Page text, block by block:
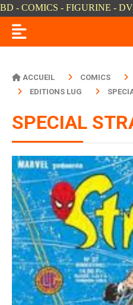
BD - COMICS - FIGURINE -
ACCUEIL COMICS
EDITIONS LUG
SPECIAL